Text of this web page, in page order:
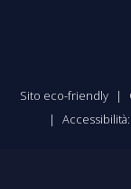
Sito eco-friendly